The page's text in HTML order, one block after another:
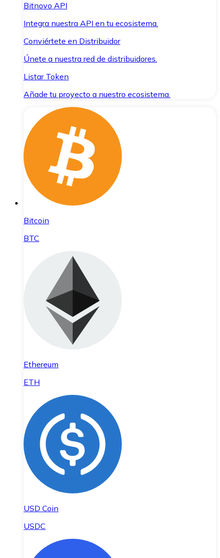
Bitnovo API
Integra nuestra API en tu ecosistema.
Conviértete en Distribuidor
Únete a nuestra red de distribuidores.
Listar Token
Añade tu proyecto a nuestro ecosistema.
Bitcoin
BTC
Ethereum
ETH
USD Coin
USDC